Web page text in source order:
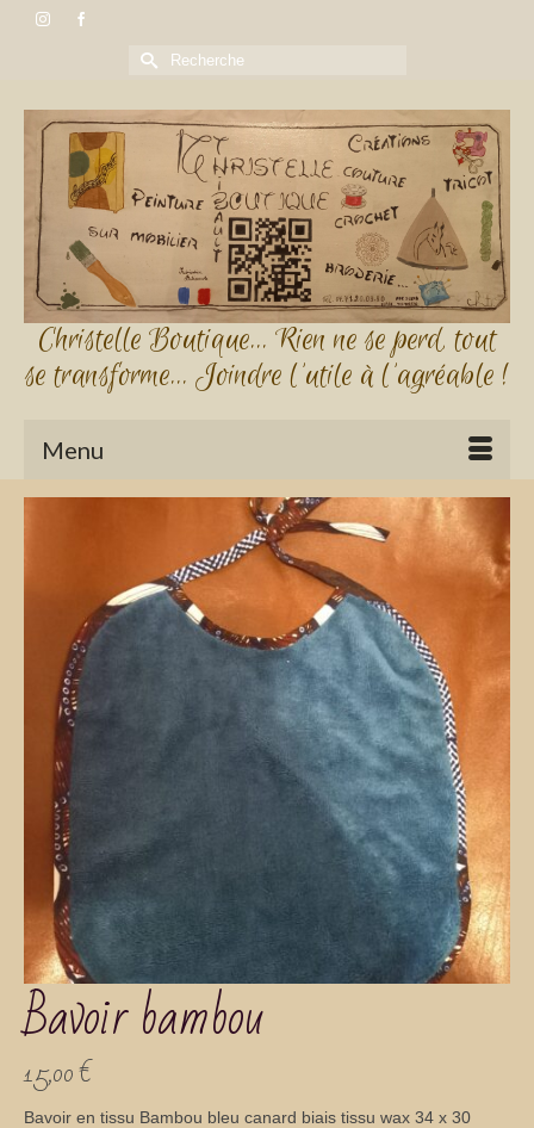
Rechercher :
Christelle Boutique... Rien ne se perd, tout
se transforme... Joindre l'utile à l'agréable !
Menu
Bavoir bambou
15,00€
Bavoir en tissu Bambou bleu canard biais tissu wax 34 x 30